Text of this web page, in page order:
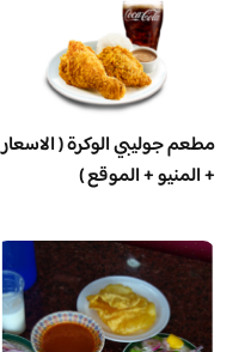
مطعم جوليبي الوكرة ( الاسعار
+ المنيو + الموقع )